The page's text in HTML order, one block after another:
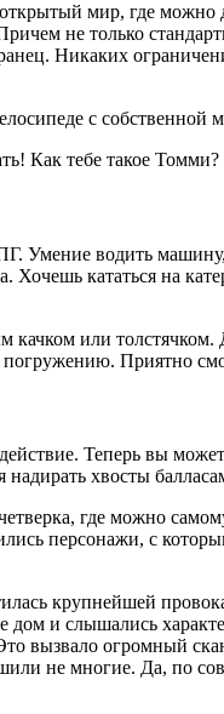
мир, где
не только
Никаких
с собственной
Как тебе такое
водить
Хочешь кататься на
качком или
Приятно
Теперь вы
хвосты
где можно
персонажи, с
крупнейшей
дом и слышались
вызвало огромный
не многие. Да, по